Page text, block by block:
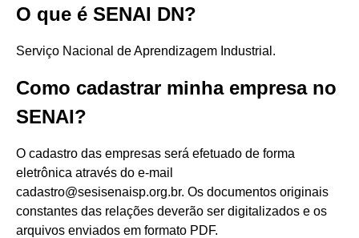
O que é SENAI DN?
Serviço Nacional de Aprendizagem Industrial.
Como cadastrar minha empresa no
SENAI?
O cadastro das empresas será efetuado de forma
eletrônica através do e-mail
cadastro@sesisenaisp.org.br. Os documentos originais
constantes das relações deverão ser digitalizados e os
arquivos enviados em formato PDF.